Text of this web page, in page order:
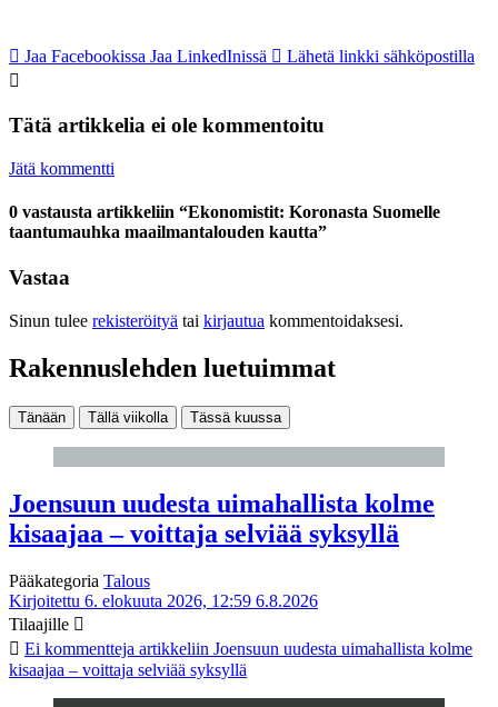
Jaa Facebookissa Jaa LinkedInissä Lähetä linkki sähköpostilla
Tätä artikkelia ei ole kommentoitu
Jätä kommentti
0 vastausta artikkeliin “Ekonomistit: Koronasta Suomelle
taantumauhka maailmantalouden kautta”
Vastaa
Sinun tulee rekisteröityä tai kirjautua kommentoidaksesi.
Rakennuslehden luetuimmat
Tänään Tällä viikolla Tässä kuussa
Joensuun uudesta uimahallista kolme
kisaajaa – voittaja selviää syksyllä
Pääkategoria Talous
Kirjoitettu 6. elokuuta 2026, 12:59 6.8.2026
Tilaajille
Ei kommentteja artikkeliin Joensuun uudesta uimahallista kolme
kisaajaa – voittaja selviää syksyllä